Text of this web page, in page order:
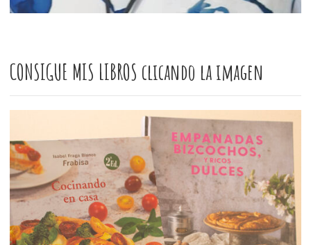
CONSIGUE MIS LIBROS clicando la imagen